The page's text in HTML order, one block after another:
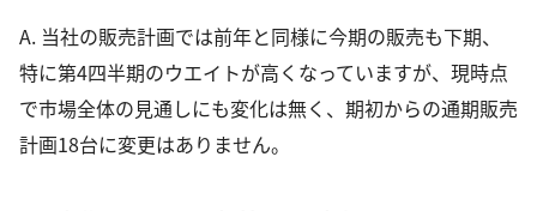
A. 当社の販売計画では前年と同様に今期の販売も下期、
特に第4四半期のウエイトが高くなっていますが、現時点
で市場全体の見通しにも変化は無く、期初からの通期販売
計画18台に変更はありません。